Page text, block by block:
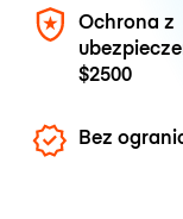
Ochrona z
$2500
Bez